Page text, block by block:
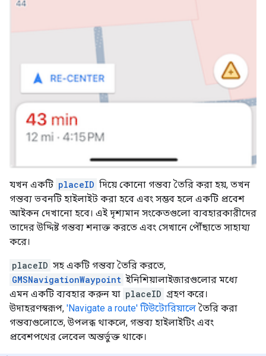
যখন একটি placeID দিয়ে কোনো গন্তব্য তৈরি করা হয়, তখন
গন্তব্য ভবনটি হাইলাইট করা হবে এবং সম্ভব হলে একটি প্রবেশ
আইকন দেখানো হবে। এই দৃশ্যমান সংকেতগুলো ব্যবহারকারীদের
তাদের উদ্দিষ্ট গন্তব্য শনাক্ত করতে এবং সেখানে পৌঁছাতে সাহায্য
করে।
placeID সহ একটি গন্তব্য তৈরি করতে,
GMSNavigationWaypoint ইনিশিয়ালাইজারগুলোর মধ্যে
এমন একটি ব্যবহার করুন যা placeID গ্রহণ করে।
উদাহরণস্বরূপ, 'Navigate a route' টিউটোরিয়ালে তৈরি করা
গন্তব্যগুলোতে, উপলব্ধ থাকলে, গন্তব্য হাইলাইটিং এবং
প্রবেশপথের লেবেল অন্তর্ভুক্ত থাকে।